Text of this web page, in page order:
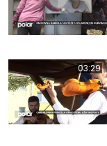
03:29